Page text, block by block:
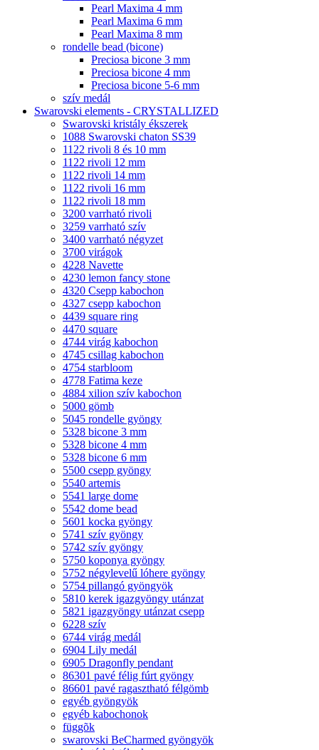
Pearl Maxima 4 mm
Pearl Maxima 6 mm
Pearl Maxima 8 mm
rondelle bead (bicone)
Preciosa bicone 3 mm
Preciosa bicone 4 mm
Preciosa bicone 5-6 mm
szív medál
Swarovski elements - CRYSTALLIZED
Swarovski kristály ékszerek
1088 Swarovski chaton SS39
1122 rivoli 8 és 10 mm
1122 rivoli 12 mm
1122 rivoli 14 mm
1122 rivoli 16 mm
1122 rivoli 18 mm
3200 varrható rivoli
3259 varrható szív
3400 varrható négyzet
3700 virágok
4228 Navette
4230 lemon fancy stone
4320 Csepp kabochon
4327 csepp kabochon
4439 square ring
4470 square
4744 virág kabochon
4745 csillag kabochon
4754 starbloom
4778 Fatima keze
4884 xilion szív kabochon
5000 gömb
5045 rondelle gyöngy
5328 bicone 3 mm
5328 bicone 4 mm
5328 bicone 6 mm
5500 csepp gyöngy
5540 artemis
5541 large dome
5542 dome bead
5601 kocka gyöngy
5741 szív gyöngy
5742 szív gyöngy
5750 koponya gyöngy
5752 négylevelű lóhere gyöngy
5754 pillangó gyöngyök
5810 kerek igazgyöngy utánzat
5821 igazgyöngy utánzat csepp
6228 szív
6744 virág medál
6904 Lily medál
6905 Dragonfly pendant
86301 pavé félig fúrt gyöngy
86601 pavé ragasztható félgömb
egyéb gyöngyök
egyéb kabochonok
függõk
swarovski BeCharmed gyöngyök